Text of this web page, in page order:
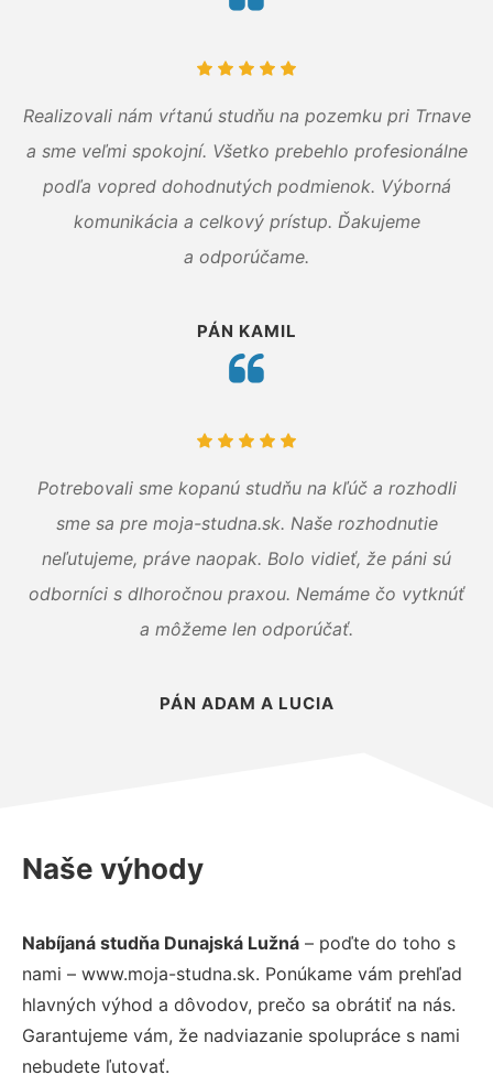
Realizovali nám vŕtanú studňu na pozemku pri Trnave
a sme veľmi spokojní. Všetko prebehlo profesionálne
podľa vopred dohodnutých podmienok. Výborná
komunikácia a celkový prístup. Ďakujeme
a odporúčame.
PÁN KAMIL
Potrebovali sme kopanú studňu na kľúč a rozhodli
sme sa pre moja-studna.sk. Naše rozhodnutie
neľutujeme, práve naopak. Bolo vidieť, že páni sú
odborníci s dlhoročnou praxou. Nemáme čo vytknúť
a môžeme len odporúčať.
PÁN ADAM A LUCIA
Naše výhody
Nabíjaná studňa Dunajská Lužná – poďte do toho s
nami – www.moja-studna.sk. Ponúkame vám prehľad
hlavných výhod a dôvodov, prečo sa obrátiť na nás.
Garantujeme vám, že nadviazanie spolupráce s nami
nebudete ľutovať.